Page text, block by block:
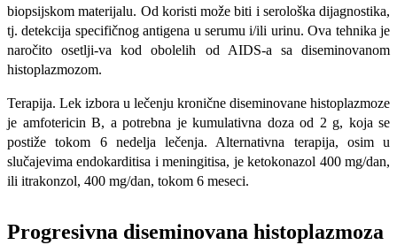
biopsijskom materijalu. Od koristi može biti i serološka dijagnostika,
tj. detekcija specifičnog antigena u serumu i/ili urinu. Ova tehnika je
naročito osetlji-va kod obolelih od AIDS-a sa diseminovanom
histoplazmozom.
Terapija. Lek izbora u lečenju kronične dis­eminovane histoplazmoze
je amfotericin B, a potrebna je kumulativna doza od 2 g, koja se
postiže tokom 6 nedelja lečenja. Alternativna tera­pija, osim u
slučajevima endokarditisa i meningi­tisa, je ketokonazol 400 mg/dan,
ili itrakonzol, 400 mg/dan, tokom 6 meseci.
Progresivna diseminovana histoplaz­moza